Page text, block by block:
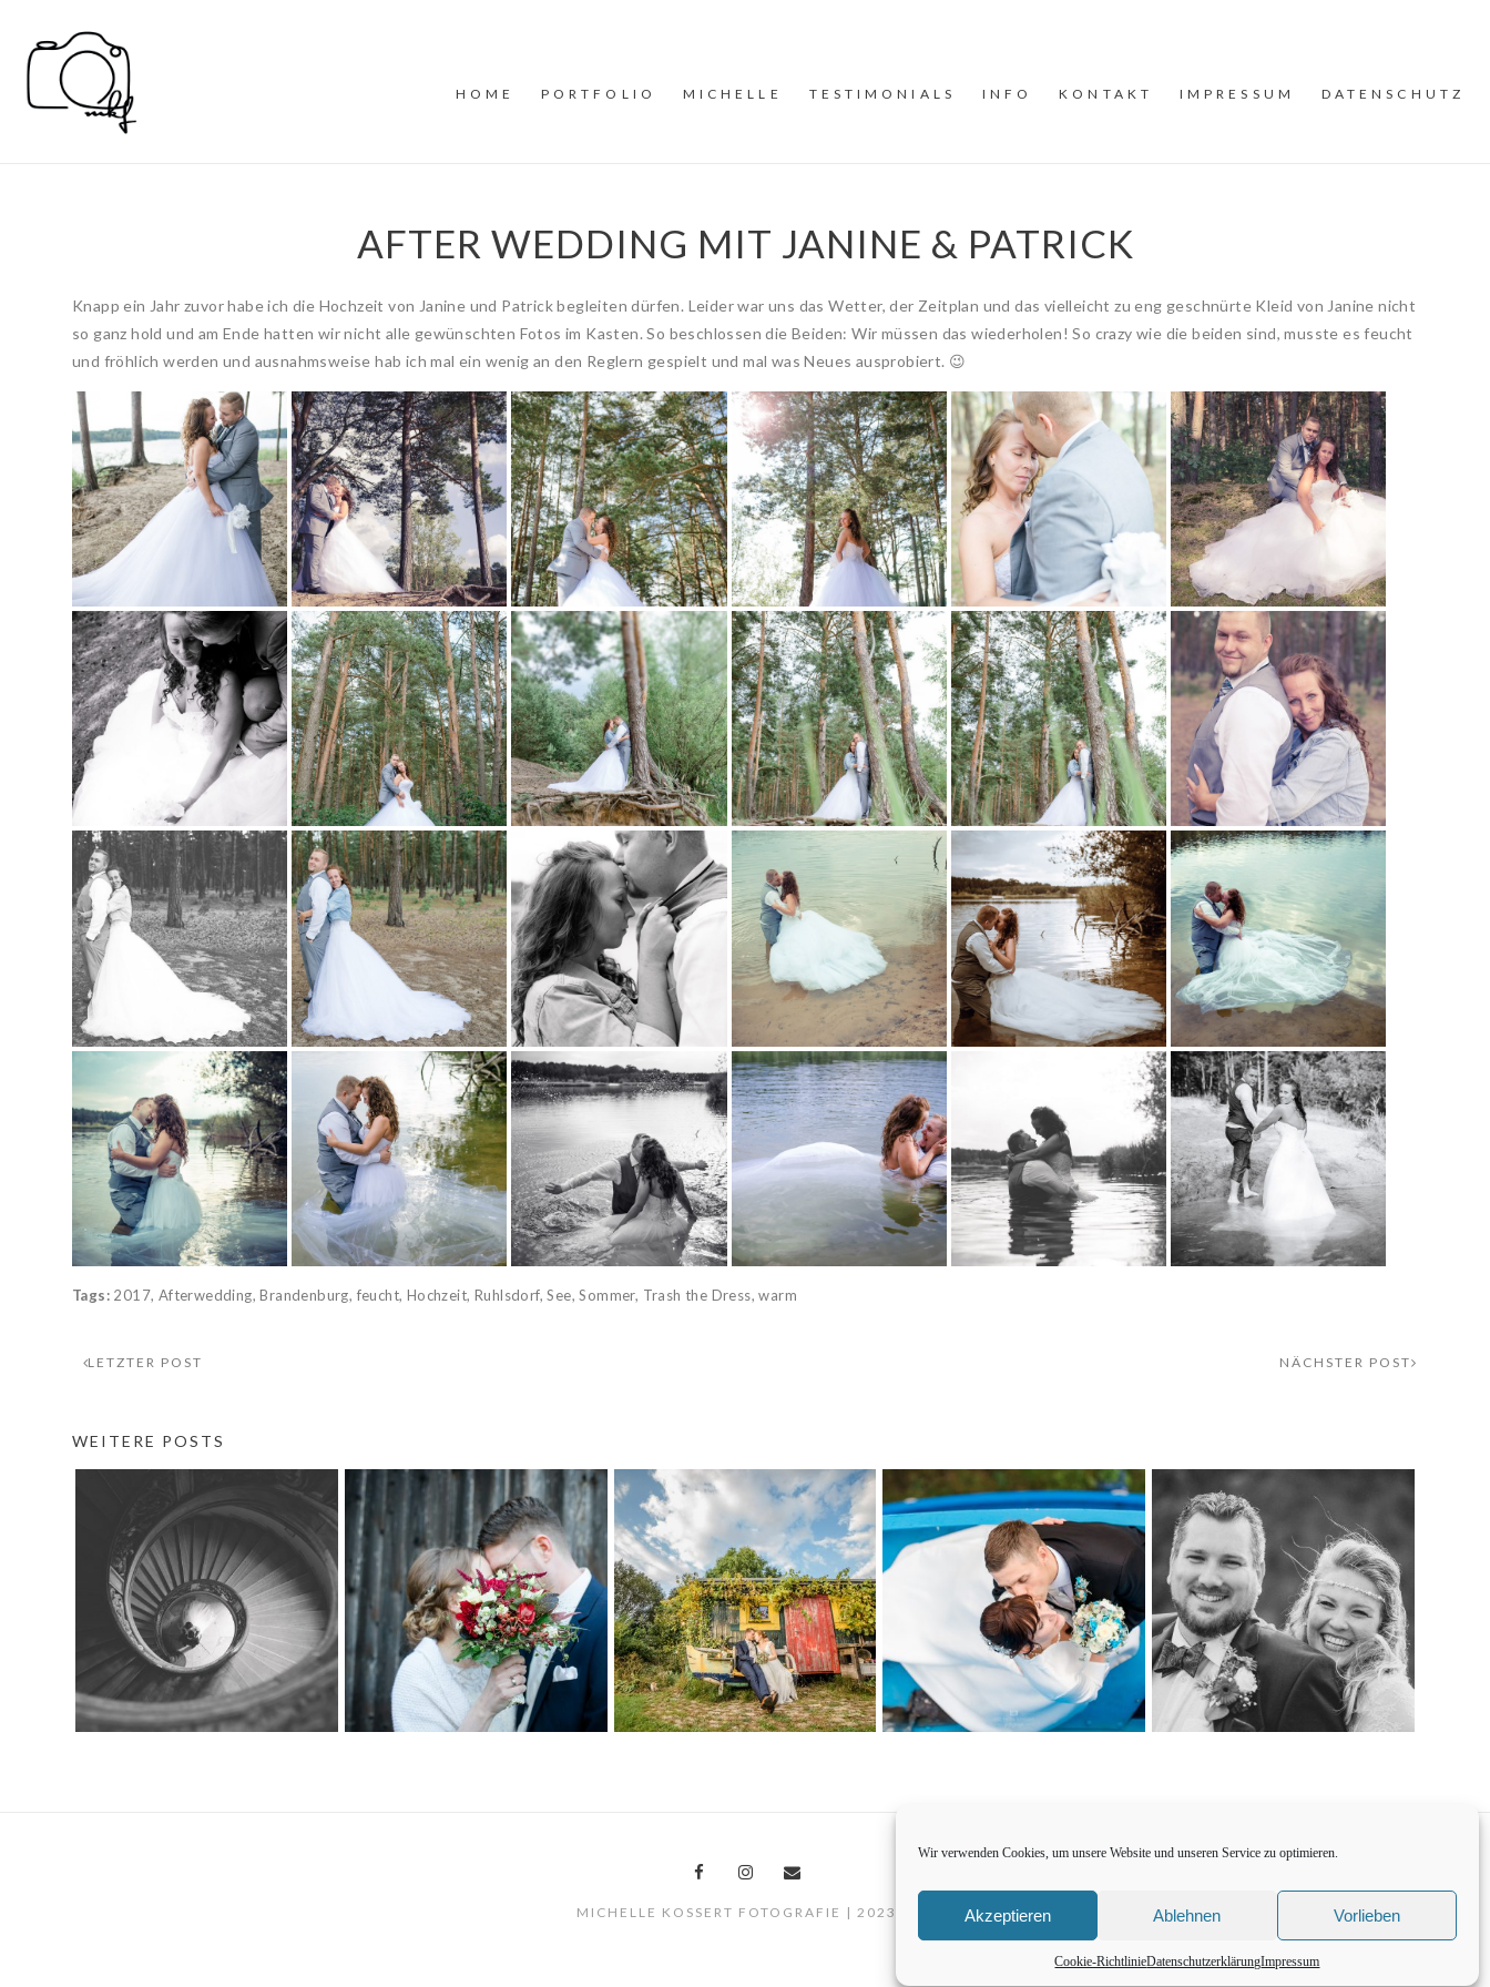
Wir verwenden Cookies, um unsere Website und unseren Service zu optimieren.
Akzeptieren Ablehnen Vorlieben
Cookie-RichtlinieDatenschutzerklärungImpressum
HOME PORTFOLIO MICHELLE TESTIMONIALS INFO KONTAKT IMPRESSUM DATENSCHUTZ
AFTER WEDDING MIT JANINE & PATRICK
Knapp ein Jahr zuvor habe ich die Hochzeit von Janine und Patrick begleiten dürfen. Leider war uns das Wetter, der Zeitplan und das vielleicht zu eng geschnürte Kleid von Janine nicht
so ganz hold und am Ende hatten wir nicht alle gewünschten Fotos im Kasten. So beschlossen die Beiden: Wir müssen das wiederholen! So crazy wie die beiden sind, musste es feucht
und fröhlich werden und ausnahmsweise hab ich mal ein wenig an den Reglern gespielt und mal was Neues ausprobiert. 😉
Tags: 2017, Afterwedding,Brandenburg, feucht, Hochzeit, Ruhlsdorf,See,Sommer, Trash the Dress,warm
LETZTER POST NÄCHSTER POST
WEITERE POSTS
MICHELLE KOSSERT FOTOGRAFIE | 2023 ©